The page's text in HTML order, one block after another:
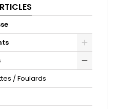
/ Foulards